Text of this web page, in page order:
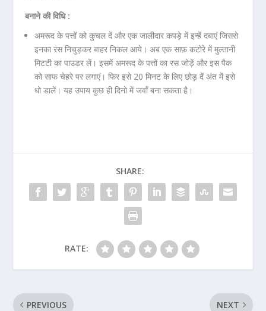
बनाने की विधि :
अमरूद के पत्तों को कुचल दें और एक जालीदार कपड़े में इन्हें दबाएं जिससे
इनका रस निचुड़कर बाहर निकल आये। अब एक साफ़ कटोरे में मुल्तानी
मिटटी का पाउडर लें। इसमें अमरूद के पत्तों का रस जोड़ें और इस पैक
को साफ चेहरे पर लगाएं। फिर इसे 20 मिनट के लिए छोड़ दें अंत में इसे
धो डालें। यह उपाय कुछ ही दिनो में जवाँ बना सकता है।
SHARE:
RATE:
PREVIOUS NEXT